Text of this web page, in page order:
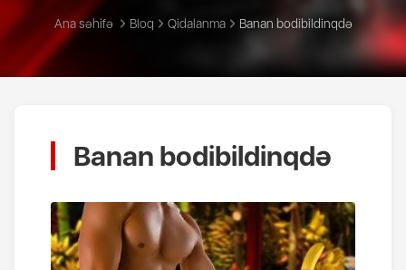
Ana səhifə Bloq Qidalanma Banan bodibildinqdə
Banan bodibildinqdə